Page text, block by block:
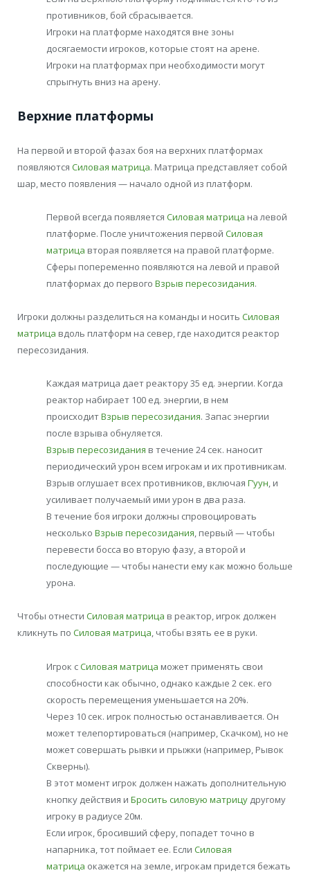
противников, бой сбрасывается.
Игроки на платформе находятся вне зоны
досягаемости игроков, которые стоят на арене.
Игроки на платформах при необходимости могут
спрыгнуть вниз на арену.
Верхние платформы
На первой и второй фазах боя на верхних платформах
появляются Силовая матрица. Матрица представляет собой
шар, место появления — начало одной из платформ.
Первой всегда появляется Силовая матрица на левой
платформе. После уничтожения первой Силовая
матрица вторая появляется на правой платформе.
Сферы попеременно появляются на левой и правой
платформах до первого Взрыв пересозидания.
Игроки должны разделиться на команды и носить Силовая
матрица вдоль платформ на север, где находится реактор
пересозидания.
Каждая матрица дает реактору 35 ед. энергии. Когда
реактор набирает 100 ед. энергии, в нем
происходитВзрыв пересозидания. Запас энергии
после взрыва обнуляется.
Взрыв пересозидания в течение 24 сек. наносит
периодический урон всем игрокам и их противникам.
Взрыв оглушает всех противников, включая Г’уун, и
усиливает получаемый ими урон в два раза.
В течение боя игроки должны спровоцировать
несколько Взрыв пересозидания, первый — чтобы
перевести босса во вторую фазу, а второй и
последующие — чтобы нанести ему как можно больше
урона.
Чтобы отнести Силовая матрица в реактор, игрок должен
кликнуть по Силовая матрица, чтобы взять ее в руки.
Игрок сСиловая матрица может применять свои
способности как обычно, однако каждые 2 сек. его
скорость перемещения уменьшается на 20%.
Через 10 сек. игрок полностью останавливается. Он
может телепортироваться (например, Скачком), но не
может совершать рывки и прыжки (например, Рывок
Скверны).
В этот момент игрок должен нажать дополнительную
кнопку действия и Бросить силовую матрицу другому
игроку в радиусе 20м.
Если игрок, бросивший сферу, попадет точно в
напарника, тот поймает ее. Если Силовая
матрица окажется на земле, игрокам придется бежать